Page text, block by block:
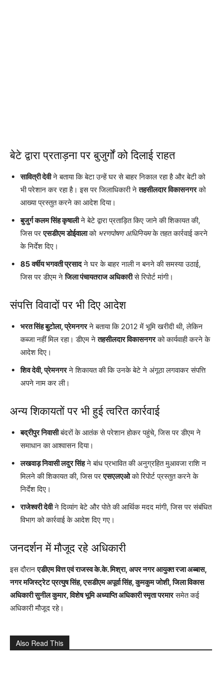
बेटे द्वारा प्रताड़ना पर बुजुर्गों को दिलाई राहत
सावित्री देवीने बताया कि बेटा उन्हें घर से बाहर निकाल रहा है और बेटी को
भी परेशान कर रहा है। इस पर जिलाधिकारी नेतहसीलदार विकासनगरको
आख्या प्रस्तुत करने का आदेश दिया।
बुजुर्ग कलम सिंह कृषालीने बेटे द्वारा प्रताड़ित किए जाने की शिकायत की,
जिस परएसडीएम डोईवालाको भरणपोषण अधिनियमके तहत कार्रवाई करने
के निर्देश दिए।
85 वर्षीय भगवती प्रसादने घर के बाहर नाली न बनने की समस्या उठाई,
जिस पर डीएम नेजिला पंचायतराज अधिकारीसे रिपोर्ट मांगी।
संपत्ति विवादों पर भी दिए आदेश
भरत सिंह बुटोला, प्रेमनगरने बताया कि 2012 में भूमि खरीदी थी, लेकिन
कब्जा नहीं मिल रहा। डीएम नेतहसीलदार विकासनगरको कार्यवाही करने के
आदेश दिए।
शिव देवी, प्रेमनगरने शिकायत की कि उनके बेटे ने अंगूठा लगवाकर संपत्ति
अपने नाम कर ली।
अन्य शिकायतों पर भी हुई त्वरित कार्रवाई
बद्रीपुर निवासीबंदरों के आतंक से परेशान होकर पहुंचे, जिस पर डीएम ने
समाधान का आश्वासन दिया।
लखवाड़ निवासी लदुर सिंहने बांध प्रभावित की अनुग्रहित मुआवजा राशि न
मिलने की शिकायत की, जिस परएसएलएओको रिपोर्ट प्रस्तुत करने के
निर्देश दिए।
राजेश्वरी देवीने दिव्यांग बेटे और पोते की आर्थिक मदद मांगी, जिस पर संबंधित
विभाग को कार्रवाई के आदेश दिए गए।
जनदर्शन में मौजूद रहे अधिकारी
इस दौरानएडीएम वित्त एवं राजस्व के.के. मिश्रा, अपर नगर आयुक्त रजा अब्बास,
नगर मजिस्ट्रेट प्रत्युष सिंह, एसडीएम अपूर्वा सिंह, कुमकुम जोशी, जिला विकास
अधिकारी सुनील कुमार, विशेष भूमि अध्याप्ति अधिकारी स्मृता परमारसमेत कई
अधिकारी मौजूद रहे।
Also Read This